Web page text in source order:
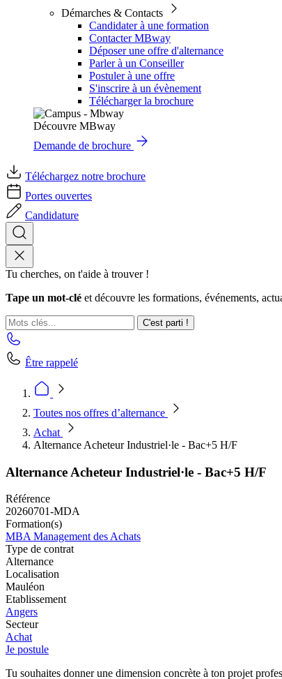
Démarches & Contacts
Candidater à une formation
Contacter MBway
Déposer une offre d'alternance
Parler à un Conseiller
Postuler à une offre
S'inscrire à un évènement
Télécharger la brochure
Découvre MBway
Demande de brochure
Téléchargez notre brochure
Portes ouvertes
Candidature
Tu cherches, on t'aide à trouver !
Tape un mot-clé et découvre les formations, événements,
C'est parti !
Être rappelé
Toutes nos offres d’alternance
Achat
Alternance Acheteur Industriel·le - Bac+5 H/F
Alternance Acheteur Industriel·le - Bac+5 H/F
Référence
20260701-MDA
Formation(s)
MBA Management des Achats
Type de contrat
Alternance
Localisation
Mauléon
Etablissement
Angers
Secteur
Achat
Je postule
Tu souhaites donner une dimension concrète à ton projet